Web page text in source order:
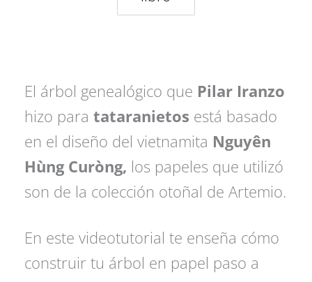
El árbol genealógico que Pilar Iranzo
hizo para tataranietos está basado
en el diseño del vietnamita Nguyên
Hùng Curòng, los papeles que utilizó
son de la colección otoñal de Artemio.
En este videotutorial te enseña cómo
construir tu árbol en papel paso a